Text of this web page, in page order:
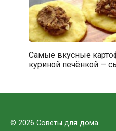
Самые вкусные
куриной печёнкой —
© 2026 Советы для дома